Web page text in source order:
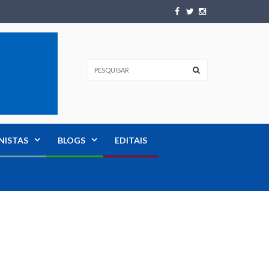
BLOGS EDITAIS